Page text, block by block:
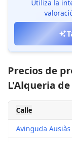
Utiliza la
Precios de
L'Alqueria de
Calle
Avinguda